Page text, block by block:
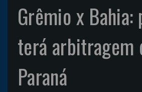
Grêmio x
terá arbitragem
Paraná